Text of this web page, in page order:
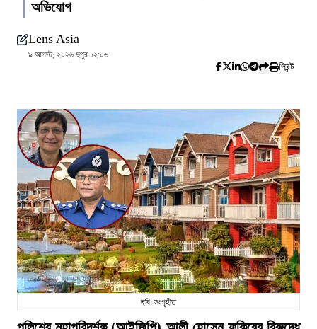
অভিযোগ
Lens Asia
৯ আগস্ট, ২০২৬ দুপুর ১২:০৬
প্রিন্ট
ছবি: সংগৃহীত